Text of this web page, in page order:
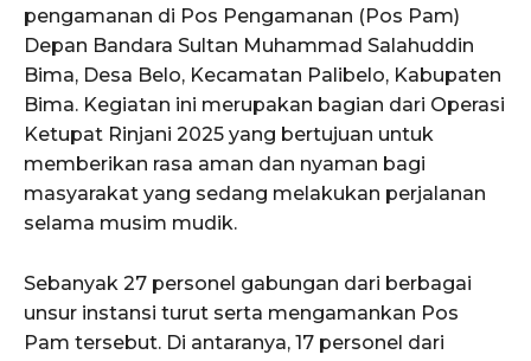
pengamanan di Pos Pengamanan (Pos Pam)
Depan Bandara Sultan Muhammad Salahuddin
Bima, Desa Belo, Kecamatan Palibelo, Kabupaten
Bima. Kegiatan ini merupakan bagian dari Operasi
Ketupat Rinjani 2025 yang bertujuan untuk
memberikan rasa aman dan nyaman bagi
masyarakat yang sedang melakukan perjalanan
selama musim mudik.
Sebanyak 27 personel gabungan dari berbagai
unsur instansi turut serta mengamankan Pos
Pam tersebut. Di antaranya, 17 personel dari